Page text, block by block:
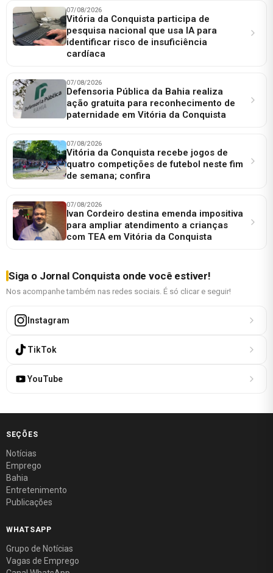
07/08/2026
Vitória da Conquista participa de
pesquisa nacional que usa IA para
identificar risco de insuficiência
cardíaca
07/08/2026
Defensoria Pública da Bahia realiza
ação gratuita para reconhecimento de
paternidade em Vitória da Conquista
07/08/2026
Vitória da Conquista recebe jogos de
quatro competições de futebol neste fim
de semana; confira
07/08/2026
Ivan Cordeiro destina emenda impositiva
para ampliar atendimento a crianças
com TEA em Vitória da Conquista
Siga o Jornal Conquista onde você estiver!
Nos acompanhe também nas redes sociais. É só clicar e seguir!
Instagram
TikTok
YouTube
SEÇÕES
Notícias
Emprego
Bahia
Entretenimento
Publicações
WHATSAPP
Grupo de Notícias
Vagas de Emprego